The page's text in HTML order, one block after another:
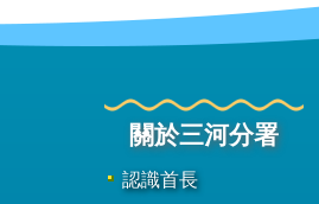
關於三河分署
認識首長